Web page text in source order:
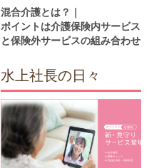
混合介護とは？｜
ポイントは介護保険内サービス
と保険外サービスの組み合わせ
水上社長の日々